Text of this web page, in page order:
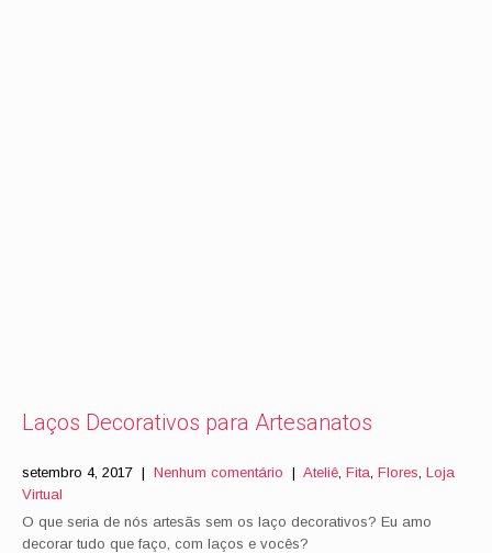
Laços Decorativos para Artesanatos
setembro 4, 2017 | Nenhum comentário | Ateliê, Fita, Flores, Loja
Virtual
O que seria de nós artesãs sem os laço decorativos? Eu amo
decorar tudo que faço, com laços e vocês?